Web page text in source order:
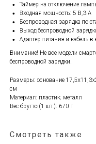
Таймер на отключение
Входная мощность: 5 В,3 А
Беспроводная зарядка по
Выход беспроводной
Адаптер питания и кабель в
Внимание! Не все модели
беспроводной зарядки.
Размеры: основание
см
Материал: пластик; металл
Вес брутто (1 шт.): 670 г
Смотреть также